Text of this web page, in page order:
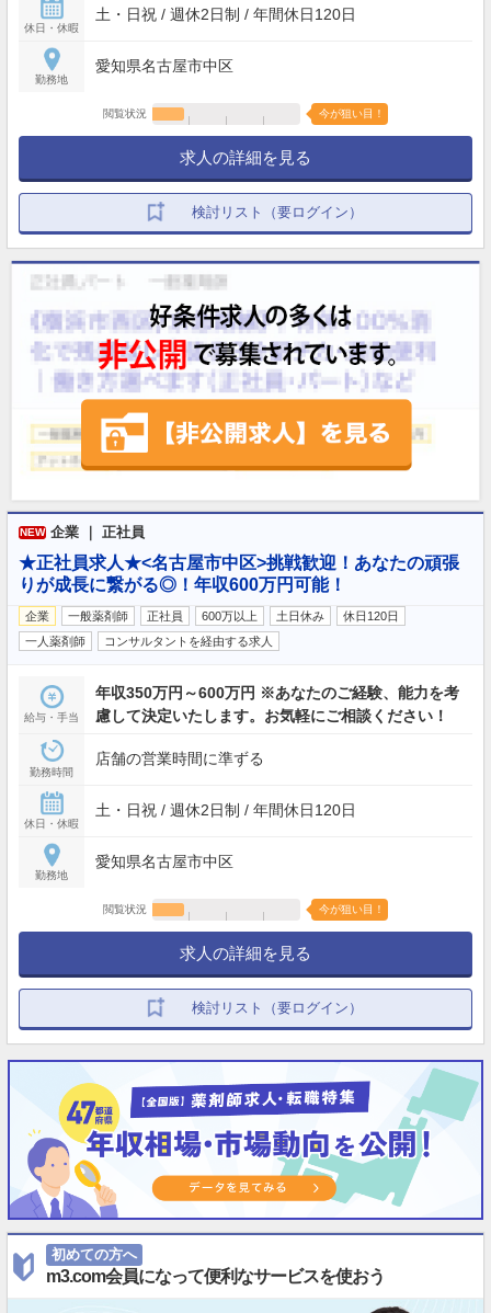
休日・休暇
土・日祝 / 週休2日制 / 年間休日120日
勤務地
愛知県名古屋市中区
閲覧状況 今が狙い目！
求人の詳細を見る
検討リスト（要ログイン）
NEW 企業 ｜ 正社員
★正社員求人★<名古屋市中区>挑戦歓迎！あなたの頑張
りが成長に繋がる◎！年収600万円可能！
企業 一般薬剤師 正社員 600万以上 土日休み
休日120日
一人薬剤師
コンサルタントを経由する求人
給与・手当
年収350万円～600万円 ※あなたのご経験、能力を考
慮して決定いたします。お気軽にご相談ください！
勤務時間
店舗の営業時間に準ずる
休日・休暇
土・日祝 / 週休2日制 / 年間休日120日
勤務地
愛知県名古屋市中区
閲覧状況 今が狙い目！
求人の詳細を見る
検討リスト（要ログイン）
初めての方へ
m3.com会員になって便利なサービスを使おう